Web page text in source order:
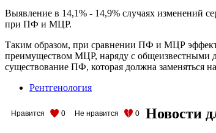
Выявление в 14,1% - 14,9% случаях изменений
при ПФ и МЦР.
Таким образом, при сравнении ПФ и МЦР
преимуществом МЦР, наряду с общеизвестными
существование ПФ, которая должна заменяться
Рентгенология
Нравится 0 Не нравится 0 Новости